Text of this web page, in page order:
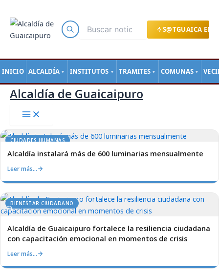
S@TGUAICA EN
INICIO ALCALDÍA ▼ INSTITUTOS ▼ TRAMITES ▼ COMUNAS ▼
contenido
Alcaldía de Guaicaipuro
CIUDADES HUMANAS
Alcaldía instalará más de 600 luminarias mensualmente
Leer más…
BIENESTAR CIUDADANO
Alcaldía de Guaicaipuro fortalece la resiliencia ciudadana
con capacitación emocional en momentos de crisis
Leer más…